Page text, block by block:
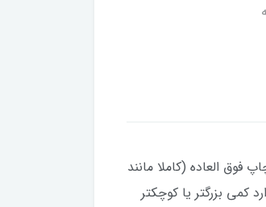
فوق العاده (کاملا مانند
استاندارد کمی بزرگتر یا کوچکتر